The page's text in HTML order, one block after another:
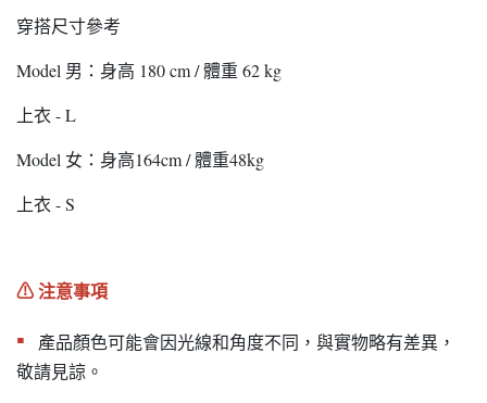
穿搭尺寸參考
Model 男：身高 180 cm / 體重 62 kg
上衣 - L
Model 女：身高164cm / 體重48kg
上衣 - S
⚠︎ 注意事項
▪︎
產品顏色可能會因光線和角度不同，與實物略有差異，
敬請見諒。